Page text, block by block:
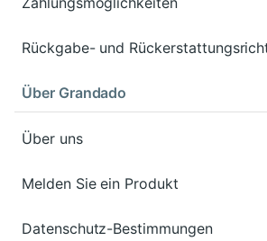
Rückgabe- und
Über Grandado
Über uns
Melden Sie ein Produkt
Datenschutz-Bestimmungen